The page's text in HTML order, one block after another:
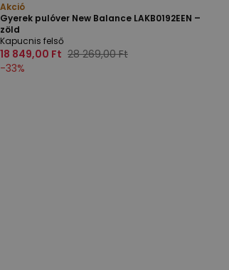
Akció
Gyerek pulóver New Balance LAKB0192EEN –
zöld
Kapucnis felső
18 849,00 Ft 28 269,00 Ft
-33%